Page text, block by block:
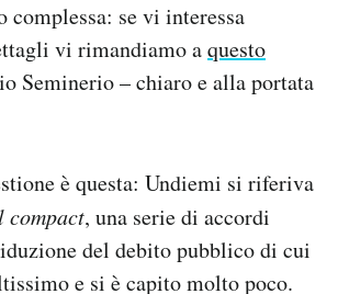
complessa: se vi interessa
vi rimandiamo aquesto
Seminerio – chiaro e alla portata
è questa: Undiemi si riferiva
compact, una serie di accordi
del debito pubblico di cui
e si è capito molto poco.